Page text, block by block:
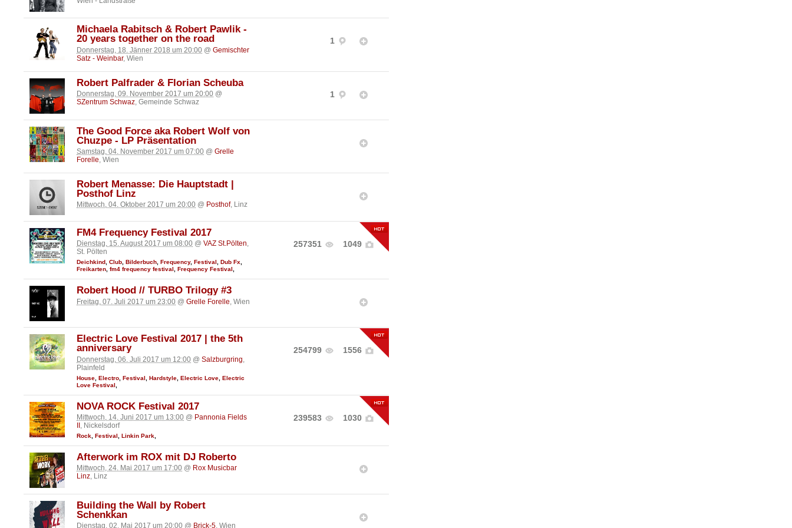
1
Michaela Rabitsch & Robert Pawlik -
20 years together on the road
Donnerstag, 18. Jänner 2018 um 20:00 @ Gemischter
Satz - Weinbar, Wien
1
Robert Palfrader & Florian Scheuba
Donnerstag, 09. November 2017 um 20:00 @
SZentrum Schwaz, Gemeinde Schwaz
The Good Force aka Robert Wolf von
Chuzpe - LP Präsentation
Samstag, 04. November 2017 um 07:00 @ Grelle
Forelle, Wien
Robert Menasse: Die Hauptstadt |
Posthof Linz
Mittwoch, 04. Oktober 2017 um 20:00 @ Posthof, Linz
257351 1049
FM4 Frequency Festival 2017
Dienstag, 15. August 2017 um 08:00 @ VAZ St.Pölten,
St. Pölten
Deichkind, Club, Bilderbuch, Frequency, Festival, Dub Fx,
Freikarten, fm4 frequency festival, Frequency Festival,
Robert Hood // TURBO Trilogy #3
Freitag, 07. Juli 2017 um 23:00 @ Grelle Forelle , Wien
254799 1556
Electric Love Festival 2017 | the 5th
anniversary
Donnerstag, 06. Juli 2017 um 12:00 @ Salzburgring
Plainfeld
House Electro Festival Hardstyle Electric Love Electric
Love Festival
239583 1030
NOVA ROCK Festival 2017
Mittwoch, 14. Juni 2017 um 13:00 @ Pannonia Fields
, Nickelsdorf
Rock Festival Linkin Park
Afterwork im ROX mit DJ Roberto
Mittwoch, 24. Mai 2017 um 17:00 @ Rox Musicbar
Linz, Linz
Building the Wall by Robert
Schenkkan
Dienstag, 02. Mai 2017 um 20:00 @ Brick-5, Wien